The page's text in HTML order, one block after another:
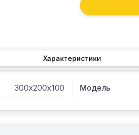
Характеристики
300х200х100 Модель